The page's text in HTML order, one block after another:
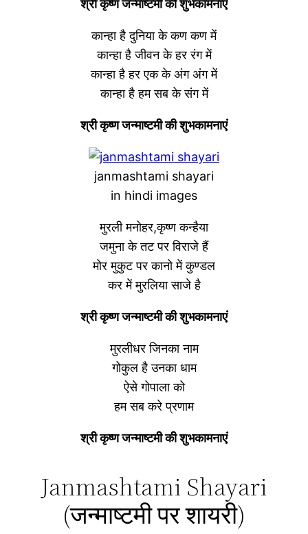
श्री कृष्ण जन्माष्टमी की शुभकामनाएं
कान्हा है दुनिया के कण कण में
कान्हा है जीवन के हर रंग में
कान्हा है हर एक के अंग अंग में
कान्हा है हम सब के संग में
श्री कृष्ण जन्माष्टमी की शुभकामनाएं
janmashtami shayari
in hindi images
मुरली मनोहर,कृष्ण कन्हैया
जमुना के तट पर विराजे हैं
मोर मुकुट पर कानो में कुण्डल
कर में मुरलिया साजे है
श्री कृष्ण जन्माष्टमी की शुभकामनाएं
मुरलीधर जिनका नाम
गोकुल है उनका धाम
ऐसे गोपाला को
हम सब करे प्रणाम
श्री कृष्ण जन्माष्टमी की शुभकामनाएं
Janmashtami Shayari
(जन्माष्टमी पर शायरी)